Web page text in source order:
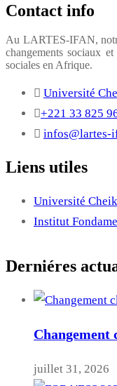
Contact info
Au LARTES-IFAN,
changements sociaux
sociales en Afrique.
Université
+221 33 825
infos@lartes-
Liens utiles
Université
Institut
Derniéres
Changement
juillet 31, 2026